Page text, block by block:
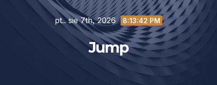
pt.. sie 7th, 2026 8:13:43 PM
Jump